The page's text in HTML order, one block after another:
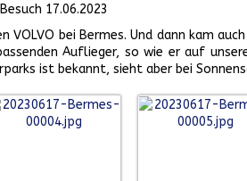
Besuch 17.06.2023
bei Bermes. Und dann kam
Auflieger, so wie er auf
ist bekannt, sieht aber bei